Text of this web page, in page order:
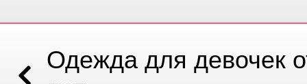
Одежда для девочек